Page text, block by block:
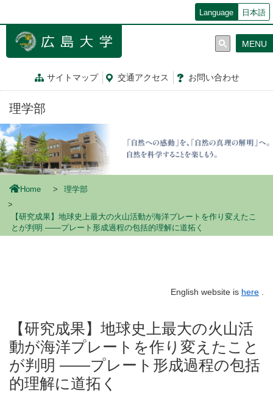
ン
動
Language 日本語
サイトマップ 交通アクセス お問い合わせ
MENU
理学部
Home 理学部
【研究成果】地球史上最大の火山活動が海洋プレートを作り変えたこ
とが判明 ――プレート形成過程の包括的理解に道拓く
English website is here
【研究成果】地球史上最大の火山活
動が海洋プレートを作り変えたこと
が判明 ――プレート形成過程の包括
的理解に道拓く